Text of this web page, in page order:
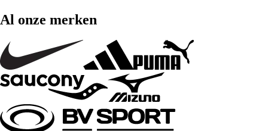
Al onze merken